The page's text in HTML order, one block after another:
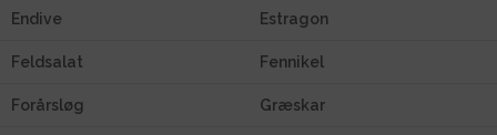
Endive Estragon
Feldsalat Fennikel
Forårsløg Græskar